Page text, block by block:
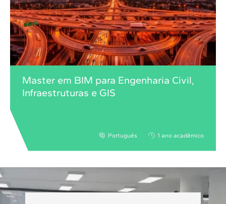
Master em BIM para Engenharia Civil,
Infraestruturas e GIS
Português 1 ano acadêmico